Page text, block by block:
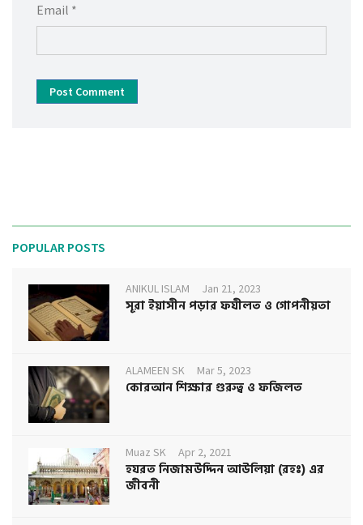
Email *
Post Comment
POPULAR POSTS
ANIKUL ISLAM Jan 21, 2023
সূরা ইয়াসীন পড়ার ফযীলত ও গোপনীয়তা
ALAMEEN SK Mar 5, 2023
কোরআন শিক্ষার গুরুত্ব ও ফজিলত
Muaz SK Apr 2, 2021
হযরত নিজামউদ্দিন আউলিয়া (রহঃ) এর
জীবনী